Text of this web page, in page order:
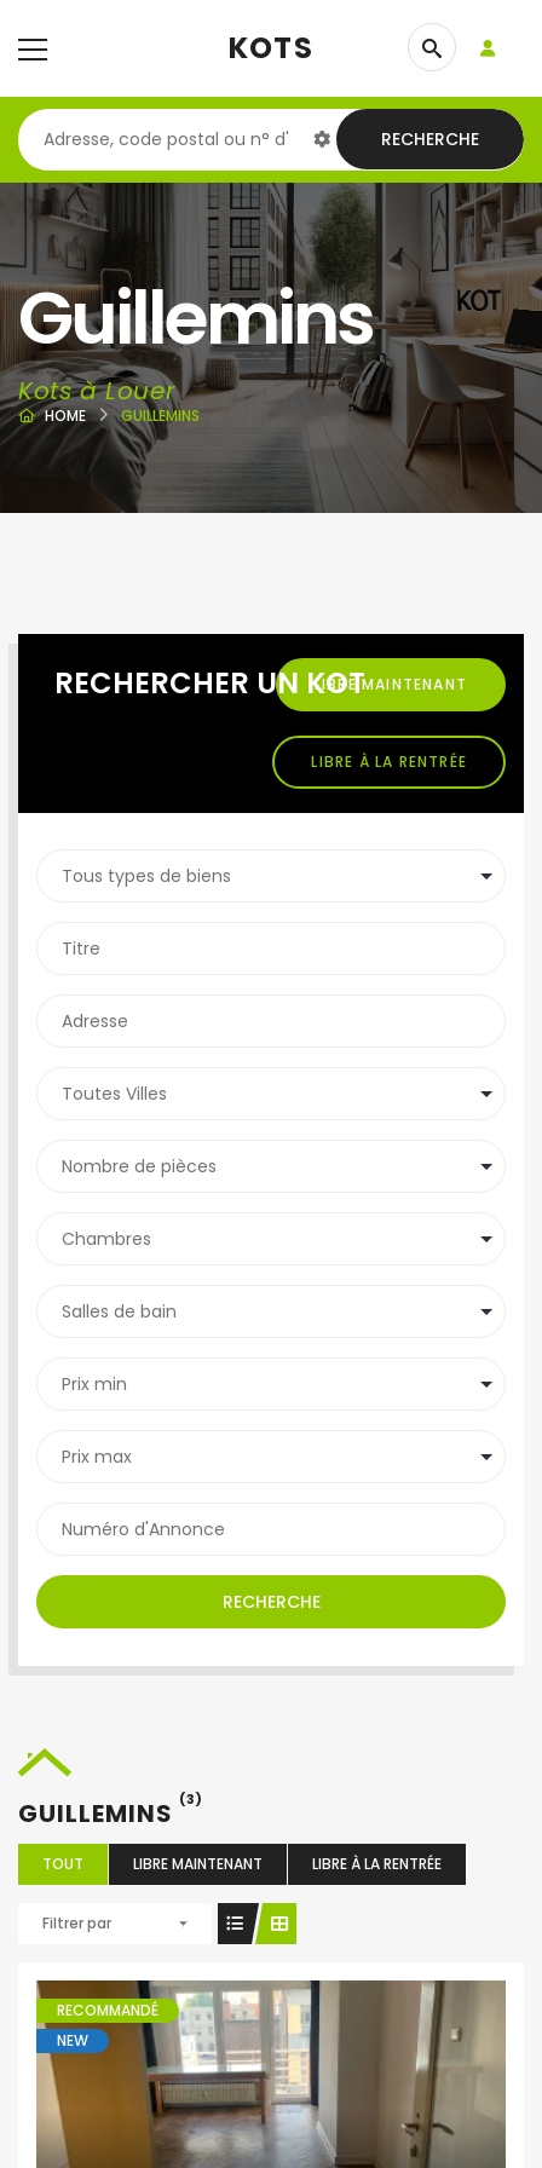
KOTS
RECHERCHE
Guillemins
Kots à Louer
HOME GUILLEMINS
RECHERCHER UN KOTLIBRE MAINTENANT
LIBRE À LA RENTRÉE
RECHERCHE
GUILLEMINS (3)
TOUT LIBRE MAINTENANT LIBRE À LA RENTRÉE
Filtrer par
RECOMMANDÉ
NEW